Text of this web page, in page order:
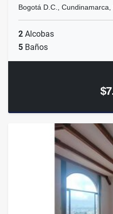
Bogotá D.C., Cundinamarca,
2 Alcobas
5 Baños